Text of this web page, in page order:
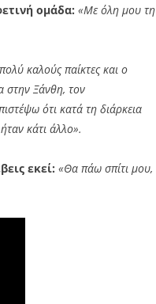
ομάδα: «Με όλη μου τη
καλούς παίκτες και ο
στην Ξάνθη, τον
ότι κατά τη διάρκεια
κάτι άλλο».
εκεί: «Θα πάω σπίτι μου,